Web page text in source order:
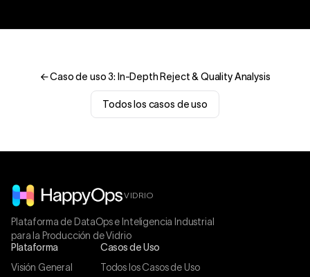
← Caso de uso 3: In-Depth Reject & Quality Analysis
Todos los casos de uso
VIDRIO
Plataforma de DataOps e Inteligencia Industrial
para la Producción de Vidrio
Plataforma
Visión General
Casos de Uso
Todos los Casos de Uso